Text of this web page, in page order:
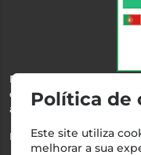
Esta farmácia encontra-
dispensa de
através da internet.
Nº Infarmed: 21 798
Direção
Política de
Este site utiliza
melhorar a sua